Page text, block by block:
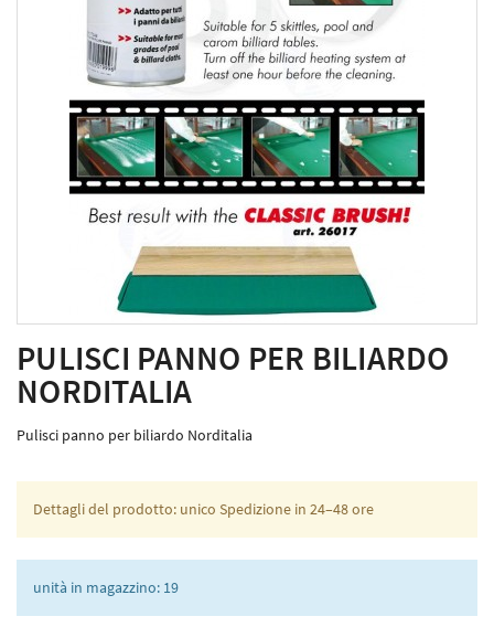
PULISCI PANNO PER BILIARDO
NORDITALIA
Pulisci panno per biliardo Norditalia
Dettagli del prodotto: unico Spedizione in 24–48 ore
unità in magazzino: 19